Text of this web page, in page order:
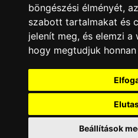
Ha a fenti adatokban
módokon
Adatok legutóbbi
KAPCSOLAT
Minden jog fenntartva
böngészési élményét,
szabott tartalmakat és
jelenít meg, és elemzi
hogy megtudjuk
Beállítások